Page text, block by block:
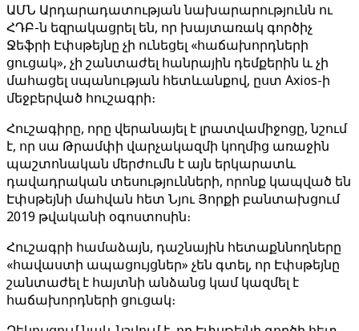
ԱՄՆ Արդարադատության նախարարությունն ու
ՀԴԲ-ն եզրակացրել են, որ խայտառակ գործիչ
Ջեֆրի Էփսթեյնը չի ունեցել «հաճախորդների
ցուցակ», չի շանտաժել հանրային դեմքերին և չի
մահացել սպանության հետևանքով, ըստ Axios-ի
մեջբերված հուշագրի։
Հուշագիրը, որը վերանայել է լրատվամիջոցը, նշում
է, որ սա Թրամփի վարչակազմի կողմից առաջին
պաշտոնական մերժումն է այն երկարատև
դավադրական տեսությունների, որոնք կապված են
Էփսթեյնի մահվան հետ Նյու Յորքի բանտախցում
2019 թվականի օգոստոսին։
Հուշագրի համաձայն, դաշնային հետաքննողները
«հավաստի ապացույցներ» չեն գտել, որ Էփսթեյնը
շանտաժել է հայտնի անձանց կամ կազմել է
հաճախորդների ցուցակ։